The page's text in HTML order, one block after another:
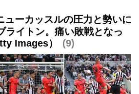
ューカッスルの圧力と勢いに
ライトン。痛い敗戦となっ
Images）
9